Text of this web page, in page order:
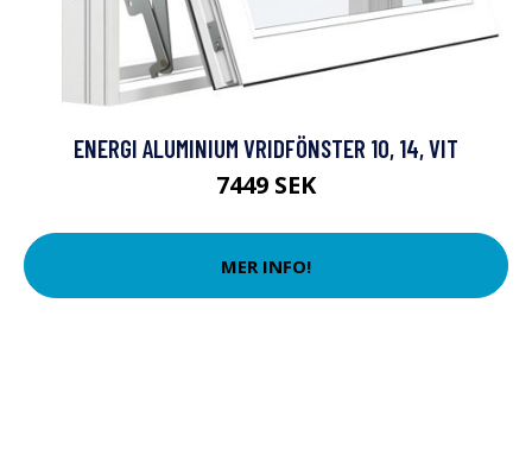
ENERGI ALUMINIUM VRIDFÖNSTER 10, 14, VIT
7449 SEK
MER INFO!